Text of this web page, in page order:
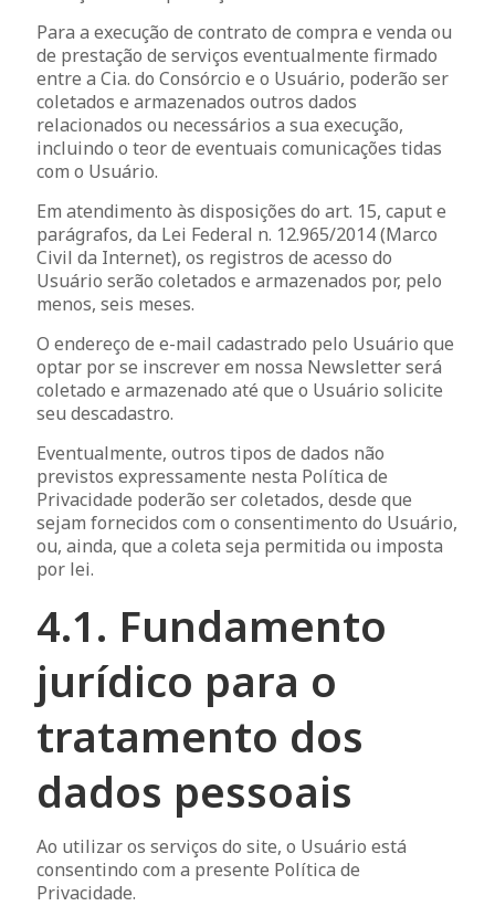
Para a execução de contrato de compra e venda ou
de prestação de serviços eventualmente firmado
entre a Cia. do Consórcio e o Usuário, poderão ser
coletados e armazenados outros dados
relacionados ou necessários a sua execução,
incluindo o teor de eventuais comunicações tidas
com o Usuário.
Em atendimento às disposições do art. 15, caput e
parágrafos, da Lei Federal n. 12.965/2014 (Marco
Civil da Internet), os registros de acesso do
Usuário serão coletados e armazenados por, pelo
menos, seis meses.
O endereço de e-mail cadastrado pelo Usuário que
optar por se inscrever em nossa Newsletter será
coletado e armazenado até que o Usuário solicite
seu descadastro.
Eventualmente, outros tipos de dados não
previstos expressamente nesta Política de
Privacidade poderão ser coletados, desde que
sejam fornecidos com o consentimento do Usuário,
ou, ainda, que a coleta seja permitida ou imposta
por lei.
4.1. Fundamento
jurídico para o
tratamento dos
dados pessoais
Ao utilizar os serviços do site, o Usuário está
consentindo com a presente Política de
Privacidade.